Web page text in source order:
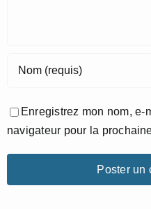
Enregistrez mon nom, e-
navigateur pour la